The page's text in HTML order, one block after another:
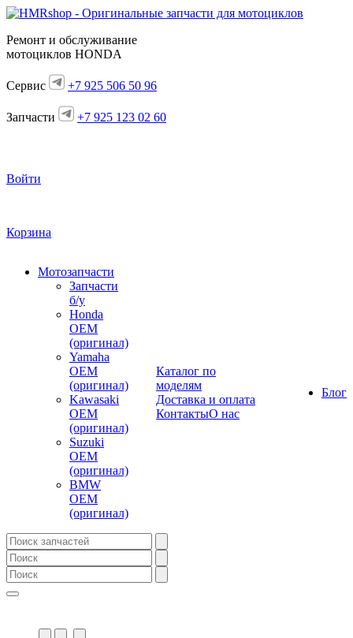
Ремонт и обслуживание
мотоциклов HONDA
Сервис +7 925 506 50 96
Запчасти +7 925 123 02 60
Войти
Корзина
Мотозапчасти
Запчасти
б/у
Honda
OEM
(оригинал)
Yamaha
OEM
(оригинал)
Kawasaki
OEM
(оригинал)
Suzuki
OEM
(оригинал)
BMW
OEM
(оригинал)
Каталог по
моделям
Доставка и оплата
КонтактыО нас
Блог